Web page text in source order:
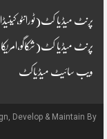
پرنٹ میڈیا
پرنٹ میڈیا
ویب سائیٹ میڈیاکٹ
Develop & Maintain By